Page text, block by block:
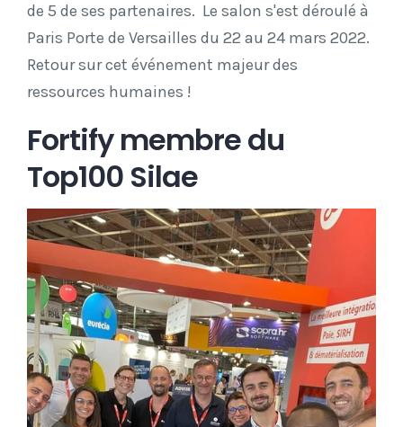
de 5 de ses partenaires. Le salon s'est déroulé à
Paris Porte de Versailles du 22 au 24 mars 2022.
Retour sur cet événement majeur des
ressources humaines !
Fortify membre du
Top100 Silae